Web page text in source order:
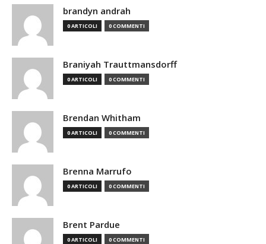
brandyn andrah
0 ARTICOLI 0 COMMENTI
Braniyah Trauttmansdorff
0 ARTICOLI 0 COMMENTI
Brendan Whitham
0 ARTICOLI 0 COMMENTI
Brenna Marrufo
0 ARTICOLI 0 COMMENTI
Brent Pardue
0 ARTICOLI 0 COMMENTI